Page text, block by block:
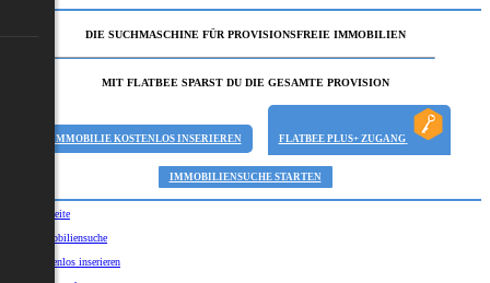
DIE SUCHMASCHINE FÜR PROVISIONSFREIE IMMOBILIEN
MIT FLATBEE SPARST DU DIE GESAMTE PROVISION
IMMOBILIE KOSTENLOS INSERIEREN FLATBEE PLUS+ ZUGANG
IMMOBILIENSUCHE STARTEN
Startseite
Immobiliensuche
Kostenlos inserieren